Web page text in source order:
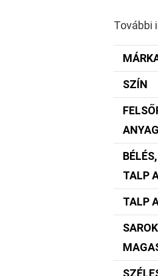
További
SZÍN
TALP
TALP
SAROK